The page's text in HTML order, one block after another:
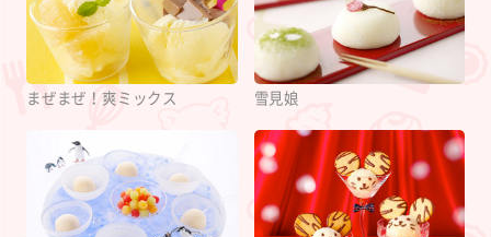
まぜまぜ！爽ミックス 雪見娘